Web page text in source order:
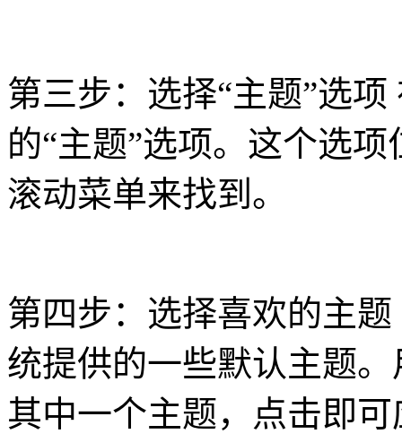
第三步：选择“主题”选
的“主题”选项。这个选
滚动菜单来找到。
第四步：选择喜欢的主
统提供的一些默认主题
其中一个主题，点击即